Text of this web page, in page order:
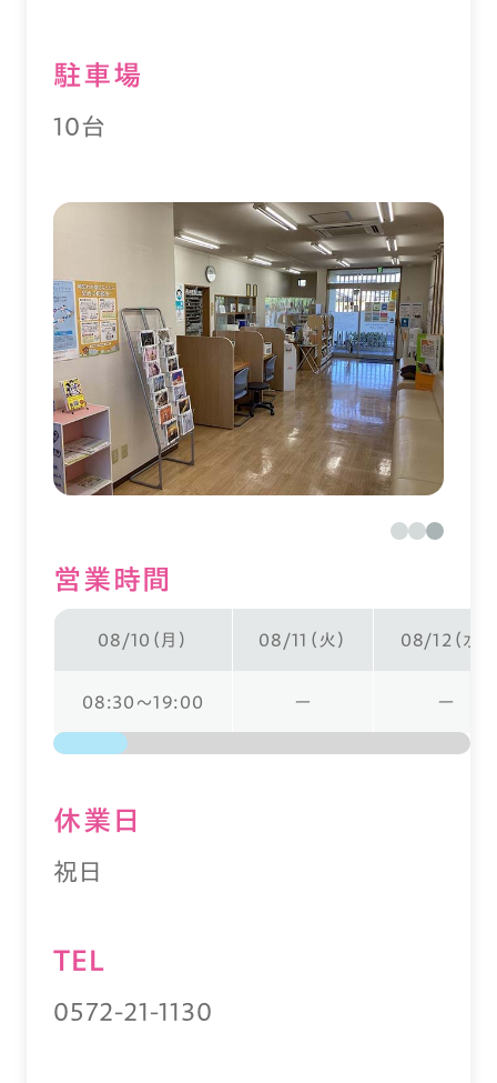
駐⾞場
10台
営業時間
08/10（月） 08/11（火） 08/12（水）
08:30～19:00 ー ー
休業⽇
祝日
TEL
0572-21-1130